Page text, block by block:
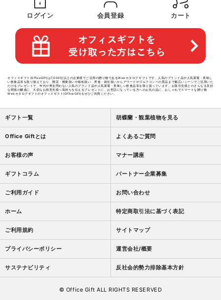
【調査レポート】東京都の「マッチングアプリ開発」に対するリア
ルな意見を、マッチングアプリ利用経験者300名に調査！期待でき
る？利用したい？婚活進む？？
【調査レポート】MBTI診断は本当に当たるの？【300名に調査】
当たっていると答えた人は何％？92.7%が…！？
調査】虚礼廃止の考え方や、贈らなきゃよかった・困ったエピソー
【調査レポート】巨大地震への備えとは【300名に意識調査】9割
超が「頻発する地震に不安を感じている」一方半数以上は「備えが
万全ではない」と回答…
2024.4.10
【調査レポート】初任給が引き上げ傾向！？気になる使い道を300
名にアンケート調査！ランキング形式で発表★
2024.3.10
【テレビ特集】福島中央テレビ様の情報番組である「ゴジテレ
×Sun！」のオープニング特集にて、オフィスギフトが独自に500
名へ行った「卒業式のエピソード・SNSの活用アイデア」等のアン
ケート結果を取り上げていただきました。
【Web特集】集英社オンライン様に、オフィスギフトが独自に500
ログイン 会員登録 カート
オフィスギフト(OfficeGift)は7,000社以上の企業様でご活用の贈り物であるWebカタログギフトです。人気のブランド品や人気家電・美味し
い飲食品等を取り揃えており、開店・開業祝いや移転祝い、昇進・就任祝いからアワードやゴルフコンペの景品まで幅広いシーンでご活用いた
だけるプレゼントで、年代や男女問わない人気のブランド品や人気家電・美味しい飲食品等を取り扱っています。お取引先様とのさらなる良好
な関係の醸成に、大切なお得意先様へ気持ちを伝えるプレゼントに、お世話になっている方へのお礼の品に、おしゃれでスマートな贈り物
Webカタログギフトのオフィスギフト(OfficeGift)をぜひご利用ください。
ギフト一覧 胡蝶蘭・観葉植物を見る
Office Giftとは よくあるご質問
お客様の声 マナー講座
ギフトコラム パートナー企業募集
ご利用ガイド お問い合わせ
ホーム 特定商取引法に基づく表記
ご利用規約 サイトマップ
プライバシーポリシー 運営会社/概要
サステナビリティ 反社会的勢力排除基本方針
© Office Gift ALL RIGHTS RESERVED